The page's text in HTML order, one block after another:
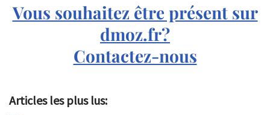
Vous souhaitez être présent sur
dmoz.fr?
Contactez-nous
Articles les plus lus: